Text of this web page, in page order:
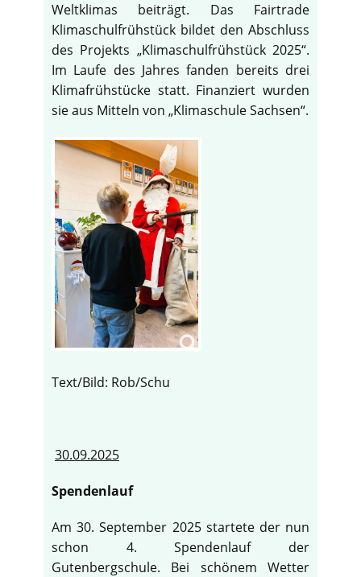
Weltklimas beiträgt. Das Fairtrade
Klimaschulfrühstück bildet den Abschluss
des Projekts „Klimaschulfrühstück 2025“.
Im Laufe des Jahres fanden bereits drei
Klimafrühstücke statt. Finanziert wurden
sie aus Mitteln von „Klimaschule Sachsen“.
Text/Bild: Rob/Schu
30.09.2025
Spendenlauf
Am 30. September 2025 startete der nun
schon 4. Spendenlauf der
Gutenbergschule. Bei schönem Wetter